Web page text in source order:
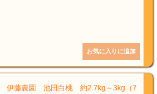
藤農園 池田白桃 約2.7kg～3kg（7